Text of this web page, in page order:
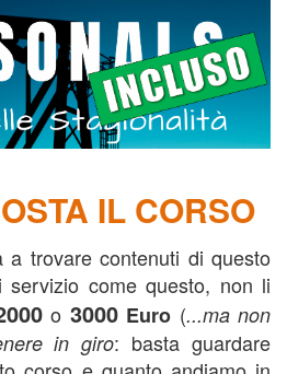
IL CORSO
trovare contenuti di questo
come questo, non li
o 3000Euro (...ma non
in giro: basta guardare